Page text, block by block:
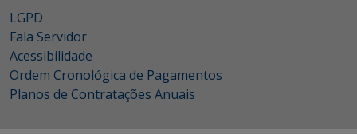
LGPD
Fala Servidor
Acessibilidade
Ordem Cronológica de Pagamentos
Planos de Contratações Anuais